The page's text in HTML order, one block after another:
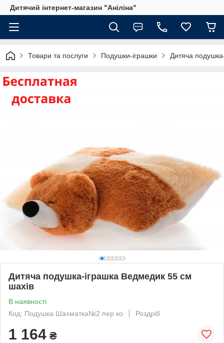
Дитячий інтернет-магазин "Аніліна"
Товари та послуги Подушки-іграшки Дитяча
Дитяча подушка-іграшка Ведмедик 55 см
шахів
В наявності
Код: Подушка Шахматка№2 пер ко
Роздріб
1 164 ₴